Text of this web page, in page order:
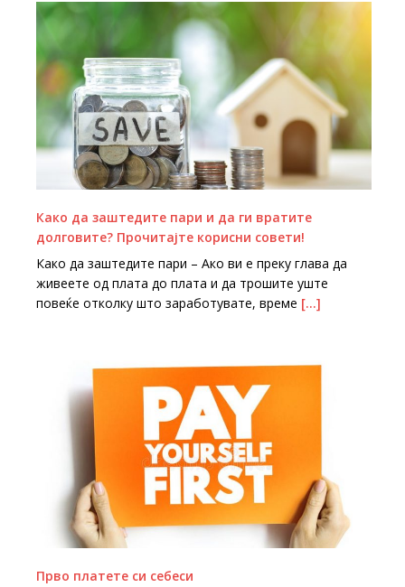
Како да заштедите пари и да ги вратите
долговите? Прочитајте корисни совети!
Како да заштедите пари – Ако ви е преку глава да
живеете од плата до плата и да трошите уште
повеќе отколку што заработувате, време […]
Прво платете си себеси